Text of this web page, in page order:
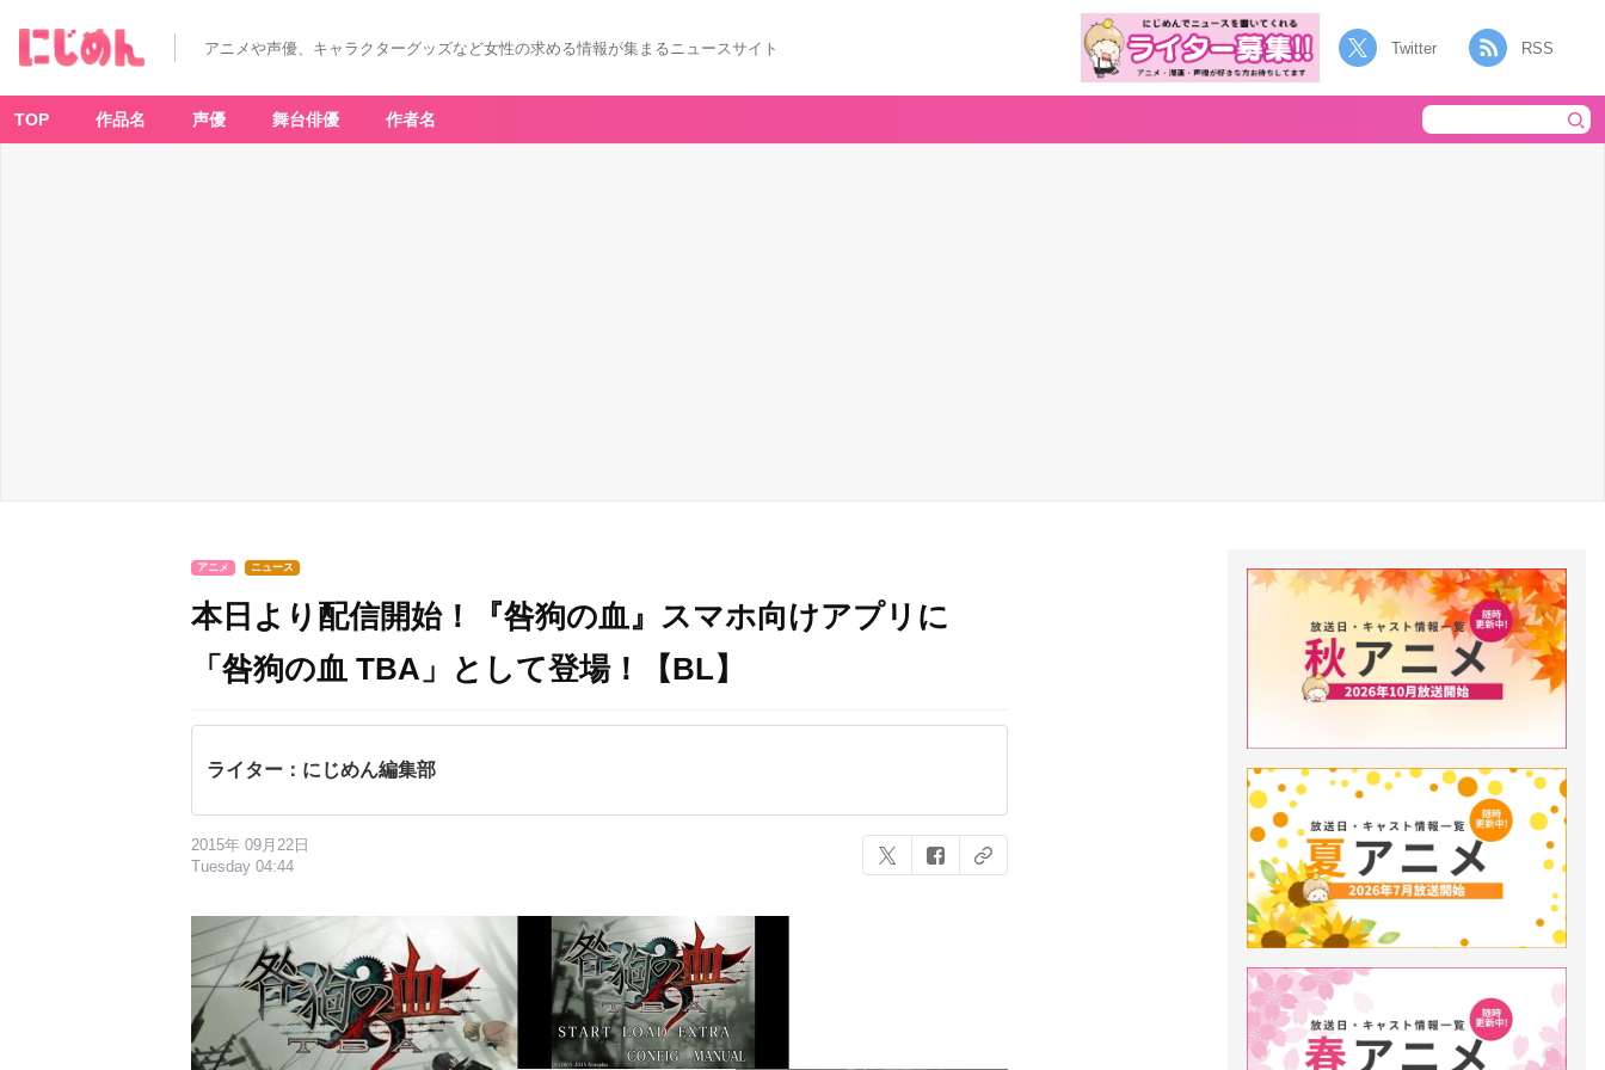
アニメや声優、キャラクターグッズなど女性の求める情報が集まるニュースサイト Twitter RSS
TOP 作品名 声優 舞台俳優 作者名
アニメ ニュース
本日より配信開始！『咎狗の血』スマホ向けアプリに
「咎狗の血 TBA」として登場！【BL】
ライター：にじめん編集部
2015年 09月22日
Tuesday 04:44